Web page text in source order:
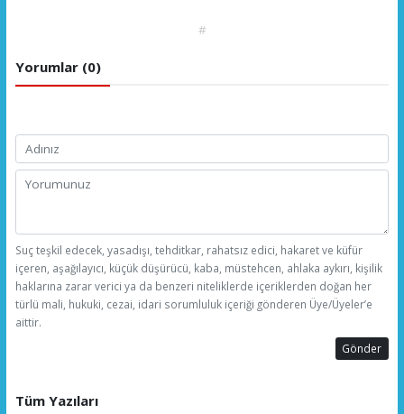
#
Yorumlar (0)
Suç teşkil edecek, yasadışı, tehditkar, rahatsız edici, hakaret ve küfür
içeren, aşağılayıcı, küçük düşürücü, kaba, müstehcen, ahlaka aykırı, kişilik
haklarına zarar verici ya da benzeri niteliklerde içeriklerden doğan her
türlü mali, hukuki, cezai, idari sorumluluk içeriği gönderen Üye/Üyeler’e
aittir.
Gönder
Tüm Yazıları